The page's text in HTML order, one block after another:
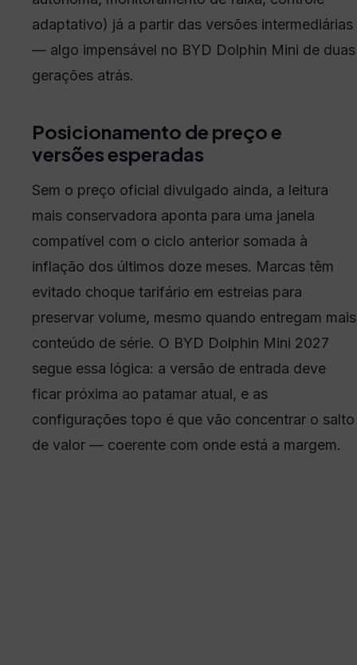
adaptativo) já a partir das versões intermediárias
— algo impensável no BYD Dolphin Mini de duas
gerações atrás.
Posicionamento de preço e
versões esperadas
Sem o preço oficial divulgado ainda, a leitura
mais conservadora aponta para uma janela
compatível com o ciclo anterior somada à
inflação dos últimos doze meses. Marcas têm
evitado choque tarifário em estreias para
preservar volume, mesmo quando entregam mais
conteúdo de série. O BYD Dolphin Mini 2027
segue essa lógica: a versão de entrada deve
ficar próxima ao patamar atual, e as
configurações topo é que vão concentrar o salto
de valor — coerente com onde está a margem.